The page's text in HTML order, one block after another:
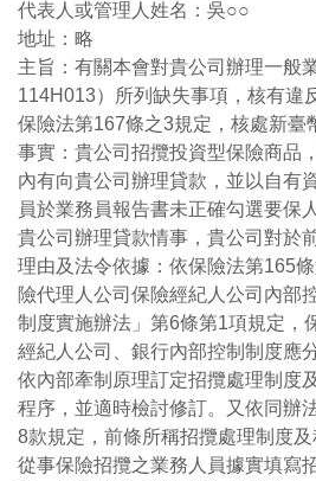
代表人或管理人姓名：吳○○
地址：略
主旨：有關本會對貴公司辦理一般
114H013）所列缺失事項，核有違
保險法第167條之3規定，核處新臺
事實：貴公司招攬投資型保險商品
內有向貴公司辦理貸款，並以自有
員於業務員報告書未正確勾選要保
貴公司辦理貸款情事，貴公司對於
理由及法令依據：依保險法第165
險代理人公司保險經紀人公司內部
制度實施辦法」第6條第1項規定，
經紀人公司、銀行內部控制制度應
依內部牽制原理訂定招攬處理制度
程序，並適時檢討修訂。又依同辦
8款規定，前條所稱招攬處理制度
從事保險招攬之業務人員據實填寫